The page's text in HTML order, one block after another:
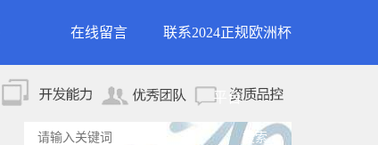
在线留言 联系2024正规欧洲杯
平台